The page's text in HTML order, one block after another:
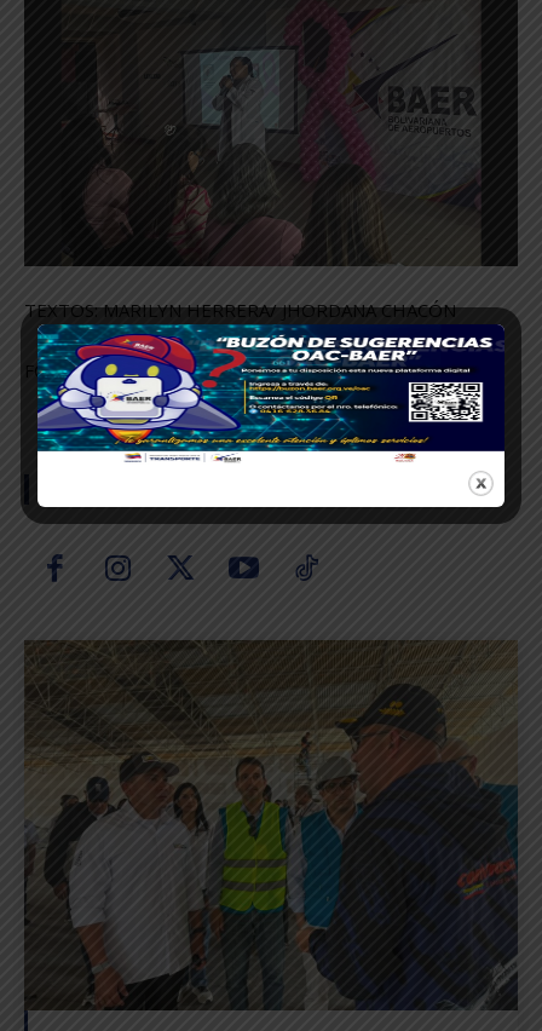
TEXTOS: MARILYN HERRERA/ JHORDANA CHACÓN
FOTOS: KRISTEL DELGADO